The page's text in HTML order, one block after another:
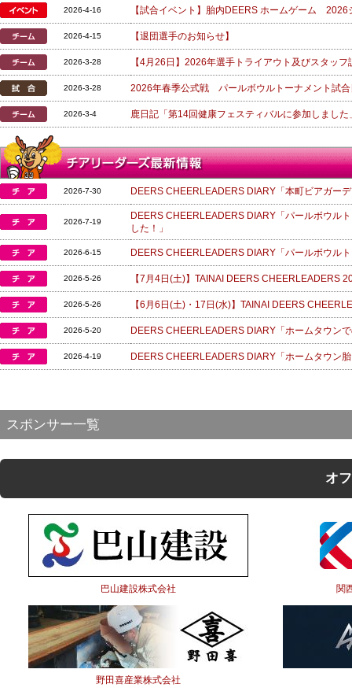
2026-4-16 【試合イベント】胎内DEERS ホームゲーム
2026-4-15 【退団選手のお知らせ】
2026-3-28 【4月26日】2026年選手トライアウト及びスタッ
2026-3-28 2026年春季公式戦 パールボウルトーナメント試合
2026-3-4 鹿日記「第14回健康フェスティバルに参加しました
2026-7-30 DEERS CHEERLEADERS DIARY「本町ビアガー
2026-7-19
DEERS CHEERLEADERS DIARY「パールボウル
した！」
2026-6-15 DEERS CHEERLEADERS DIARY「パールボウル
2026-5-26 【7月4日(土)】TAINAI DEERS CHEERLEADERS
2026-5-26 【6月6日(土)・17日(水)】TAINAI DEERS
2026-5-20 DEERS CHEERLEADERS DIARY「ホームタウン
2026-4-19 DEERS CHEERLEADERS DIARY「ホームタウン
スポンサー一覧